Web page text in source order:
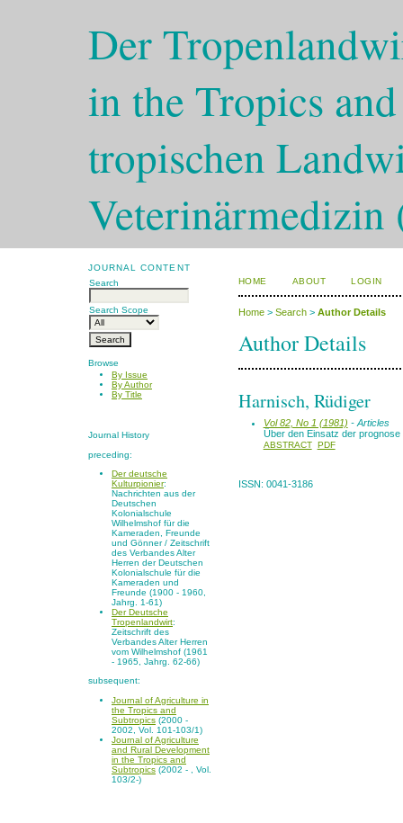
Der
in the Tropics
tropischen
Veterinärmedizin
JOURNAL CONTENT
Search
Search Scope
Browse
By Issue
By Author
By Title
Journal History
preceding:
Der deutsche
Kulturpionier:
Nachrichten aus der
Deutschen
Kolonialschule
Wilhelmshof für die
Kameraden, Freunde
und Gönner / Zeitschrift
des Verbandes Alter
Herren der Deutschen
Kolonialschule für die
Kameraden und
Freunde (1900 - 1960,
Jahrg. 1-61)
Der Deutsche
Tropenlandwirt:
Zeitschrift des
Verbandes Alter Herren
vom Wilhelmshof (1961
- 1965, Jahrg. 62-66)
subsequent:
Journal of Agriculture in
the Tropics and
Subtropics (2000 -
2002, Vol. 101-103/1)
Journal of Agriculture
and Rural Development
in the Tropics and
Subtropics (2002 - , Vol.
103/2-)
HOME ABOUT LOGIN
Home> Search> Author Details
Author Details
Harnisch, Rüdiger
Vol 82, No 1 (1981) - Articles
Über den Einsatz der
ABSTRACT PDF
ISSN: 0041-3186